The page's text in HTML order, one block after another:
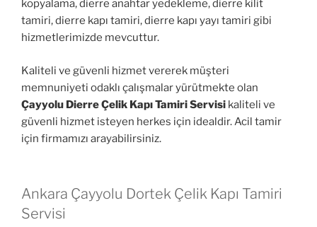
kopyalama, dierre anahtar yedekleme, dierre kilit
tamiri, dierre kapı tamiri, dierre kapı yayı tamiri gibi
hizmetlerimizde mevcuttur.
Kaliteli ve güvenli hizmet vererek müşteri
memnuniyeti odaklı çalışmalar yürütmekte olan
Çayyolu Dierre Çelik Kapı Tamiri Servisi kaliteli ve
güvenli hizmet isteyen herkes için idealdir. Acil tamir
için firmamızı arayabilirsiniz.
Ankara Çayyolu Dortek Çelik Kapı Tamiri
Servisi